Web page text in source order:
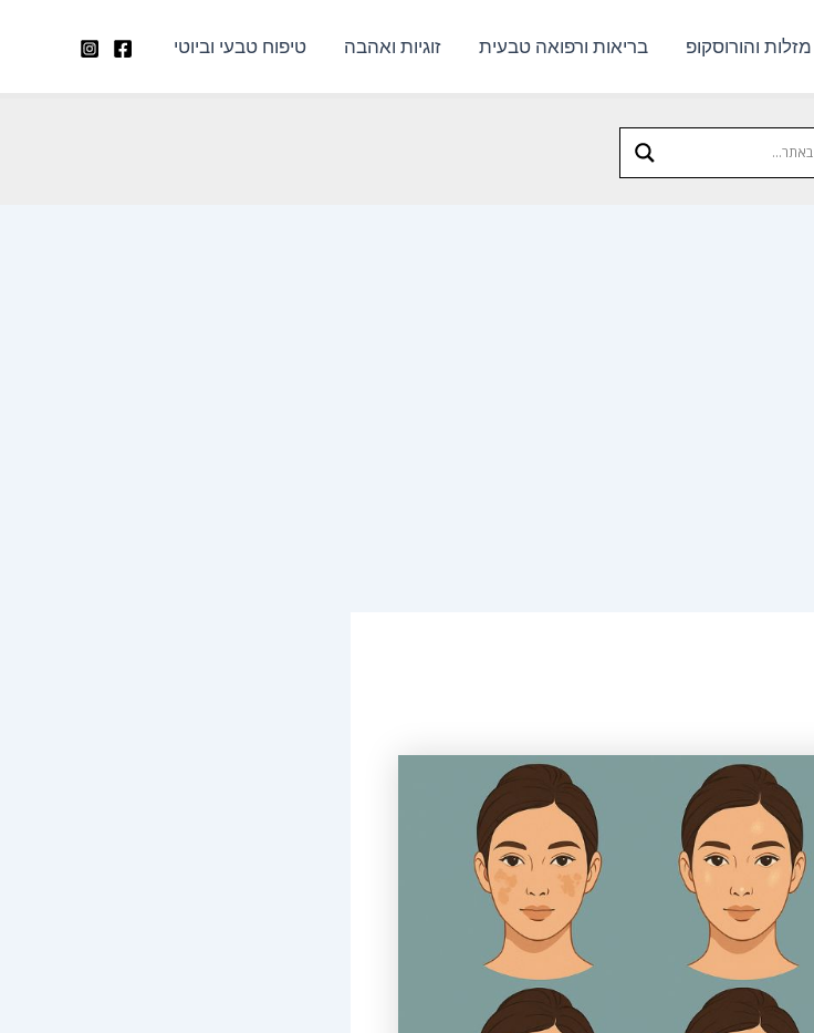
מזלות והורוסקופ בריאות ורפואה טבעית זוגיות ואהבה טיפוח טבעי וביוטי